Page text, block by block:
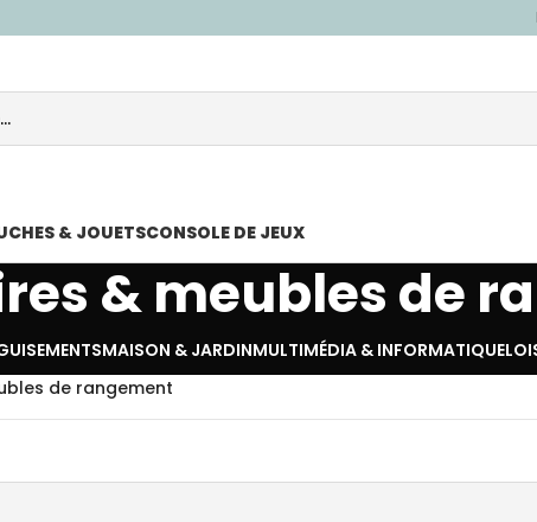
& JOUETSCONSOLE DE JEUX
& meubles de
MAISON & JARDINMULTIMÉDIA & INFORMATIQUE
de rangement